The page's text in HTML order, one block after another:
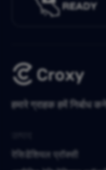
हमारे ग्राहक हमें निर्बाध
रेसिडेंशियल प्रॉक्सी